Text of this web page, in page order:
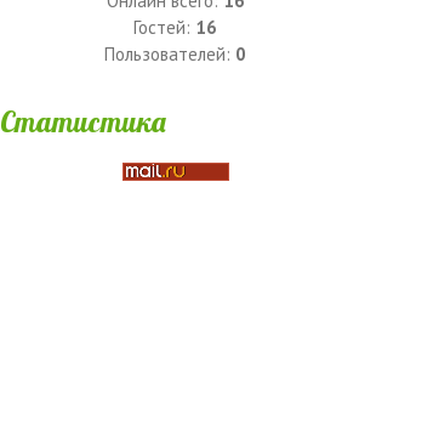
Гостей: 16
Пользователей: 0
Статистика